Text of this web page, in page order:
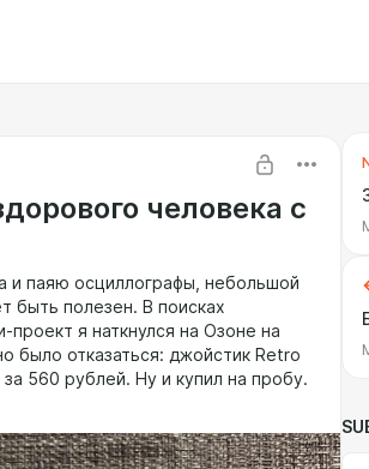
человека с
и паяю осциллографы, небольшой
быть полезен. В поисках
я наткнулся на Озоне на
было отказаться: джойстик Retro
560 рублей. Ну и купил на пробу.